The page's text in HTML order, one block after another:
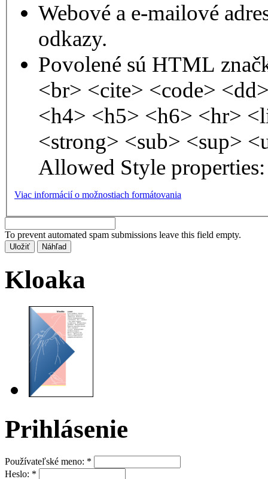
Webové a e-mailové
odkazy.
Povolené sú HTML
<br> <cite> <code>
<h4> <h5> <h6> <hr>
<strong> <sub> <sup>
Allowed Style
Viac informácií o možnostiach formátovania
To prevent automated spam submissions leave this field empty.
Kloaka
Prihlásenie
Používateľské meno: *
Heslo: *